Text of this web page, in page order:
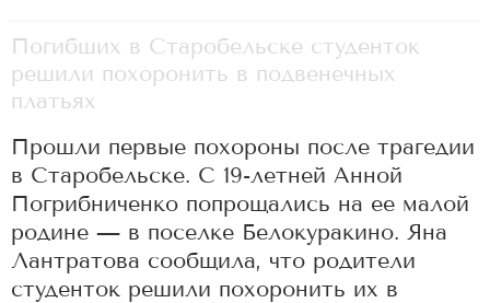
Погибших в Старобельске студенток
решили похоронить в подвенечных
платьях
Прошли первые похороны после трагедии
в Старобельске. С 19-летней Анной
Погрибниченко попрощались на ее малой
родине — в поселке Белокуракино. Яна
Лантратова сообщила, что родители
студенток решили похоронить их в